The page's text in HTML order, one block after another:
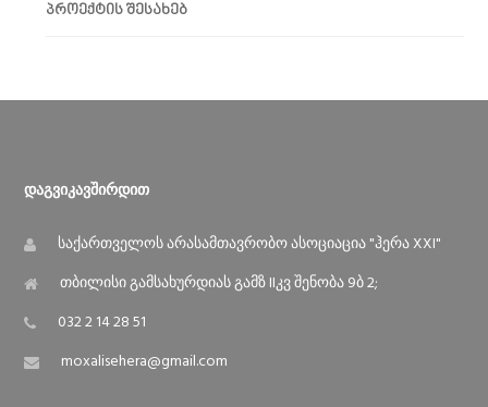
პროექტის შესახებ
Დაგვიკავშირდით
საქართველოს არასამთავრობო ასოციაცია "ჰერა XXI"
თბილისი გამსახურდიას გამზ IIკვ შენობა 9ბ 2;
032 2 14 28 51
moxalisehera@gmail.com